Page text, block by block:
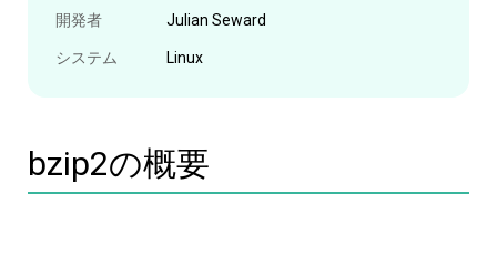
開発者 Julian Seward
システム Linux
bzip2の概要